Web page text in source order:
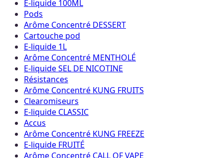
E-liquide 100ML
Pods
Arôme Concentré DESSERT
Cartouche pod
E-liquide 1L
Arôme Concentré MENTHOLÉ
E-liquide SEL DE NICOTINE
Résistances
Arôme Concentré KUNG FRUITS
Clearomiseurs
E-liquide CLASSIC
Accus
Arôme Concentré KUNG FREEZE
E-liquide FRUITÉ
Arôme Concentré CALL OF VAPE